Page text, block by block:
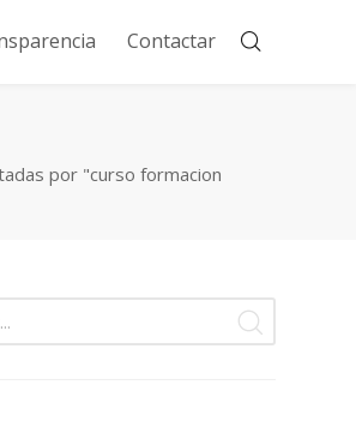
Contactar
por "curso formacion